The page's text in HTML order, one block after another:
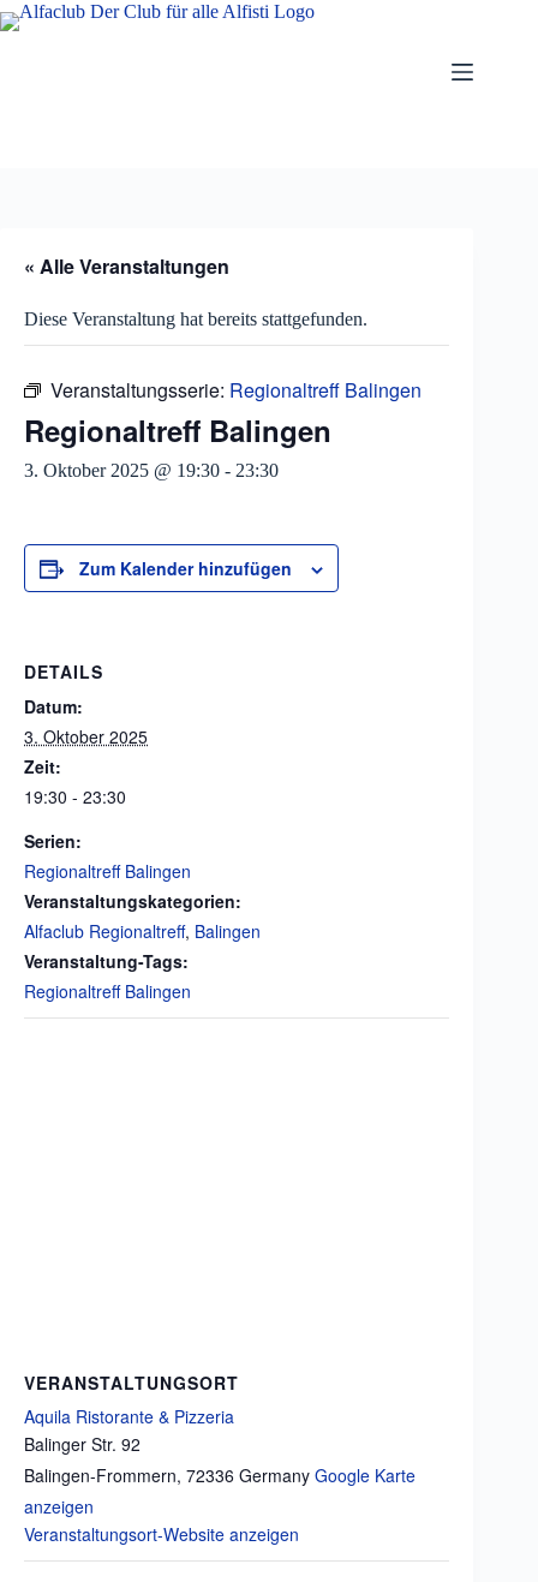
Zum
Inhalt
« Alle Veranstaltungen
Diese Veranstaltung hat bereits stattgefunden.
Veranstaltungsserie: Regionaltreff Balingen
Regionaltreff Balingen
3. Oktober 2025 @ 19:30 - 23:30
Zum Kalender hinzufügen
DETAILS
Datum:
3. Oktober 2025
Zeit:
19:30 - 23:30
Serien:
Regionaltreff Balingen
Veranstaltungskategorien:
Alfaclub Regionaltreff, Balingen
Veranstaltung-Tags:
Regionaltreff Balingen
VERANSTALTUNGSORT
Aquila Ristorante & Pizzeria
Balinger Str. 92
Balingen-Frommern, 72336 Germany Google Karte
anzeigen
Veranstaltungsort-Website anzeigen